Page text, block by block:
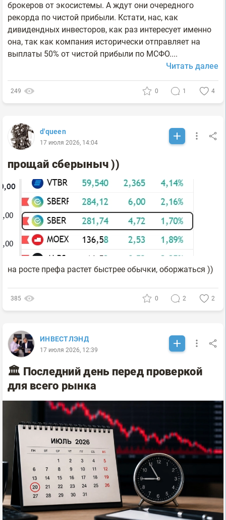
брокеров от экосистемы. А ждут они очередного
рекорда по чистой прибыли. Кстати, нас, как
дивидендных инвесторов, как раз интересует именно
она, так как компания исторически отправляет на
выплаты 50% от чистой прибыли по МСФО....
Читать далее
249 0 1 4
d'queen
17 июля 2026, 14:04
прощай сберыныч ))
на росте префа растет быстрее обычки, оборжаться ))
385 0 2 2
ИНВЕСТЛЭНД
17 июля 2026, 12:39
🏛 Последний день перед проверкой
для всего рынка